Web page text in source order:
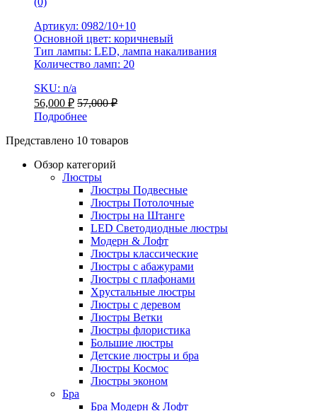
Артикул: 0982/10+10
Основной цвет: коричневый
Тип лампы: LED, лампа накаливания
Количество ламп: 20
SKU: n/a
56,000 ₽ 57,000₽
Подробнее
Представлено 10 товаров
Обзор категорий
Люстры
Люстры Подвесные
Люстры Потолочные
Люстры на Штанге
LED Светодиодные люстры
Модерн & Лофт
Люстры классические
Люстры с абажурами
Люстры с плафонами
Хрустальные люстры
Люстры с деревом
Люстры Ветки
Люстры флористика
Большие люстры
Детские люстры и бра
Люстры Космос
Люстры эконом
Бра
Бра Модерн & Лофт